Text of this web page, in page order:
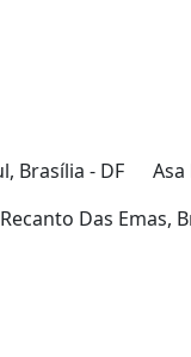
Brasília - DF
Recanto Das Emas,